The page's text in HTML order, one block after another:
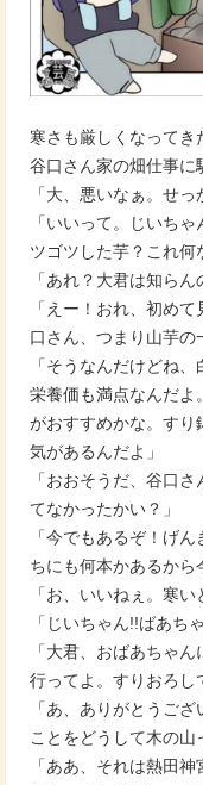
寒さも厳しくなってき
谷口さん家の畑仕事に
「大、悪いなぁ。せっ
「いいって。じいち
ツゴツした芋？これ何
「あれ？大君は知ら
「えー！おれ、初め
口さん、つまり山芋の
「そうなんだけどね
栄養価も満点なんだよ
がおすすめかな。すり
気があるんだよ」
「おおそうだ、谷口
てなかったかい？」
「今でもあるぞ！げ
ちにも何本かあるから
「お、いいねぇ。寒い
「じいちゃん!!ばあち
「大君、おばあちゃ
行ってよ。すりおろし
「あ、ありがとうご
ことをどうして木の山
「ああ、それは熱田